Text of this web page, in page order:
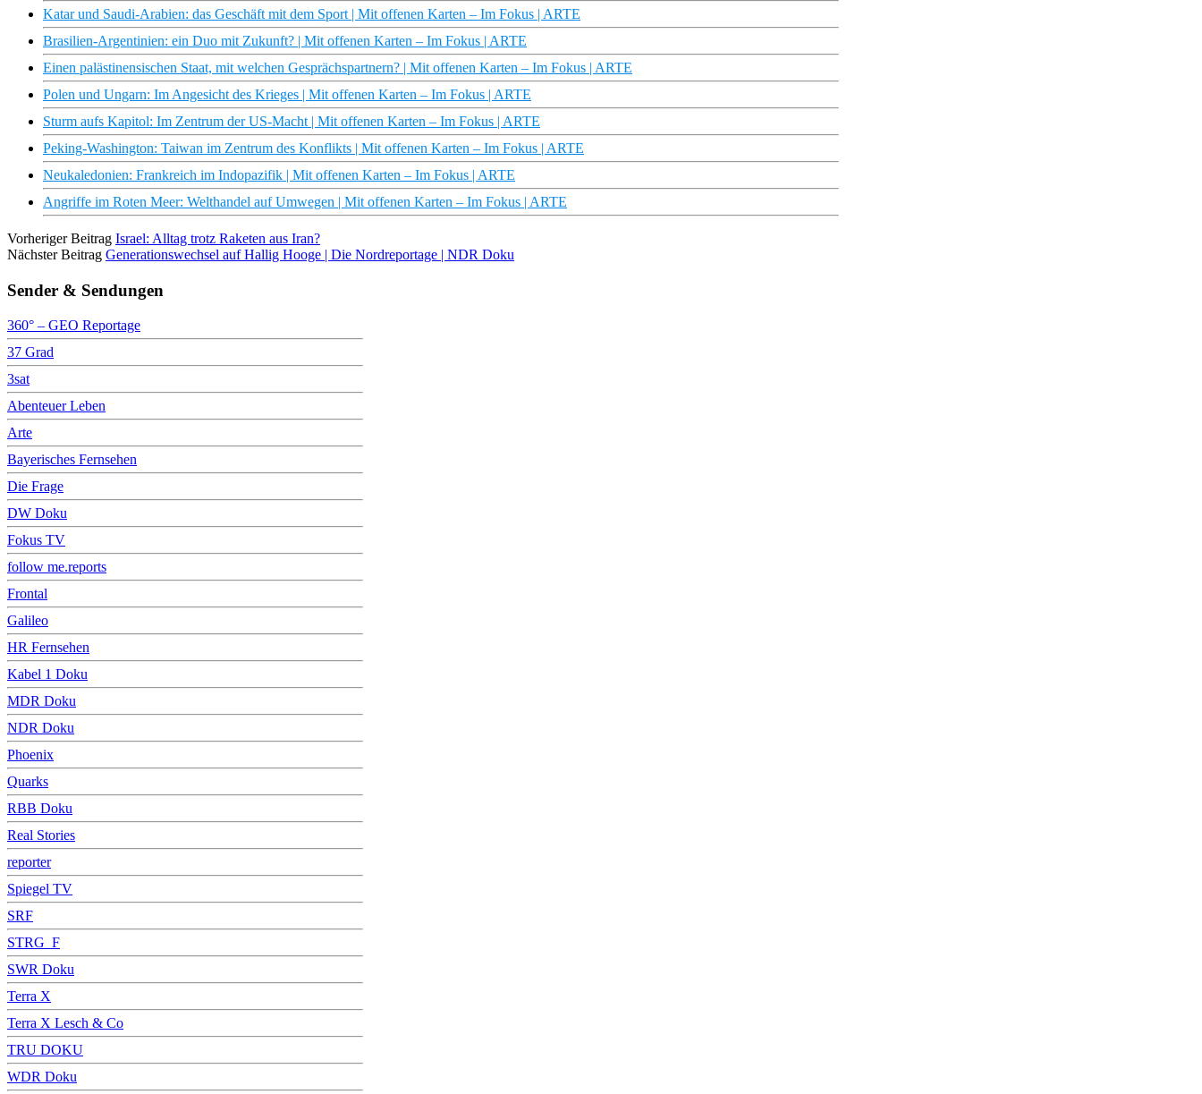
Katar und Saudi-Arabien: das Geschäft mit dem Sport | Mit offenen Karten – Im Fokus | ARTE
Brasilien-Argentinien: ein Duo mit Zukunft? | Mit offenen Karten – Im Fokus | ARTE
Einen palästinensischen Staat, mit welchen Gesprächspartnern? | Mit offenen Karten – Im Fokus | ARTE
Polen und Ungarn: Im Angesicht des Krieges | Mit offenen Karten – Im Fokus | ARTE
Sturm aufs Kapitol: Im Zentrum der US-Macht | Mit offenen Karten – Im Fokus | ARTE
Peking-Washington: Taiwan im Zentrum des Konflikts | Mit offenen Karten – Im Fokus | ARTE
Neukaledonien: Frankreich im Indopazifik | Mit offenen Karten – Im Fokus | ARTE
Angriffe im Roten Meer: Welthandel auf Umwegen | Mit offenen Karten – Im Fokus | ARTE
Vorheriger Beitrag Israel: Alltag trotz Raketen aus Iran?
Nächster Beitrag Generationswechsel auf Hallig Hooge | Die Nordreportage | NDR Doku
Sender & Sendungen
360° – GEO Reportage
37 Grad
3sat
Abenteuer Leben
Arte
Bayerisches Fernsehen
Die Frage
DW Doku
Fokus TV
follow me.reports
Frontal
Galileo
HR Fernsehen
Kabel 1 Doku
MDR Doku
NDR Doku
Phoenix
Quarks
RBB Doku
Real Stories
reporter
Spiegel TV
SRF
STRG_F
SWR Doku
Terra X
Terra X Lesch & Co
TRU DOKU
WDR Doku